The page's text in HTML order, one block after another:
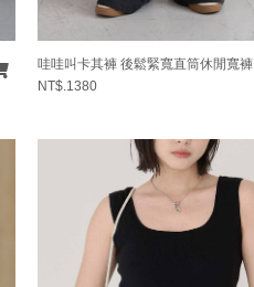
哇哇叫卡其褲 後鬆緊寬直筒休閒寬褲
NT$.1380